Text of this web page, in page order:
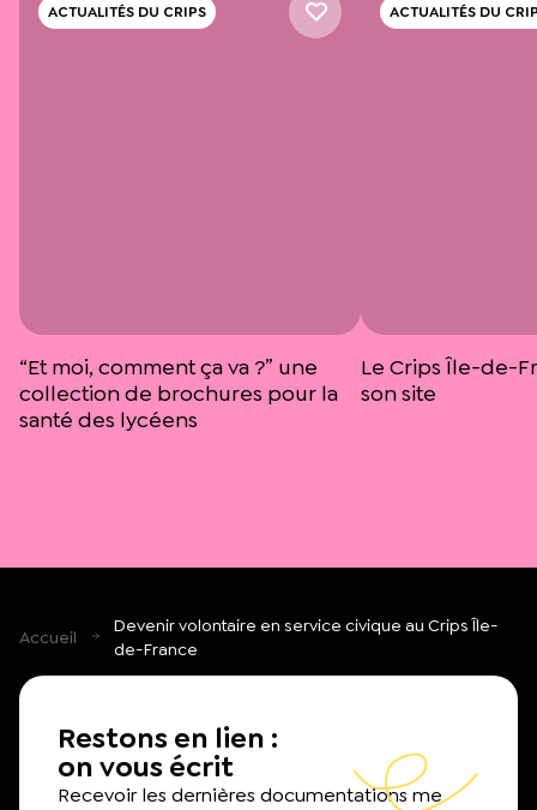
ACTUALITÉS DU CRIPS
“Et moi, comment ça va ?” une
collection de brochures pour la
santé des lycéens
ACTUALITÉS DU
Le Crips Île-de-
son site
Accueil
Devenir volontaire en service civique au Crips Île-
de-France
Restons en lien :
on vous écrit
Recevoir les dernières documentations me